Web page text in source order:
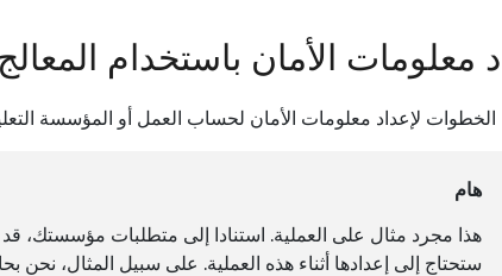
معلومات الأمان باستخدام المعالج
الخطوات لإعداد معلومات الأمان لحساب العمل أو المؤسسة
هام
هذا مجرد مثال على العملية. استنادا إلى متطلبات مؤسستك،